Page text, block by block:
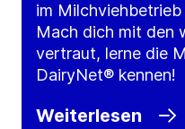
im
Mach dich mit den
vertraut, lerne die
DairyNet® kennen!
Weiterlesen